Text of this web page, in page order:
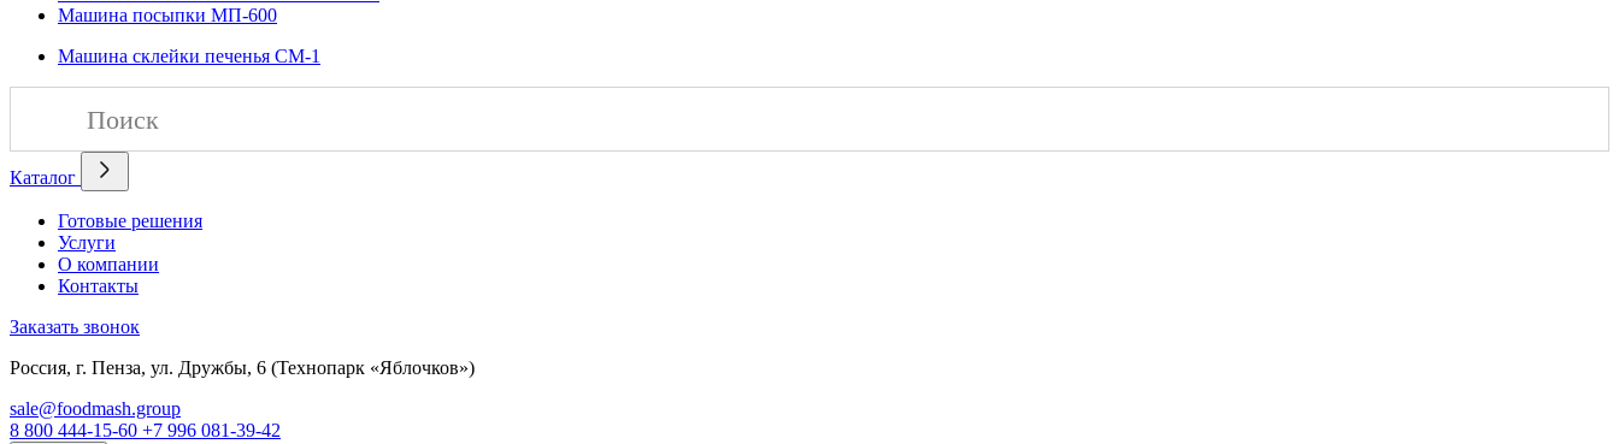
Машина посыпки МП-600
Машина склейки печенья СМ-1
Каталог
Готовые решения
Услуги
О компании
Контакты
Заказать звонок
Россия, г. Пенза, ул. Дружбы, 6 (Технопарк «Яблочков»)
sale@foodmash.group
8 800 444-15-60 +7 996 081-39-42